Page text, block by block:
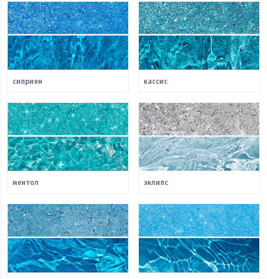
сиприен кассис
ментол эклипс